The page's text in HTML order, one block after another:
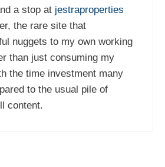
a stop at jestraproperties
the rare site that
nuggets to my own working
than just consuming my
the time investment many
to the usual pile of
content.